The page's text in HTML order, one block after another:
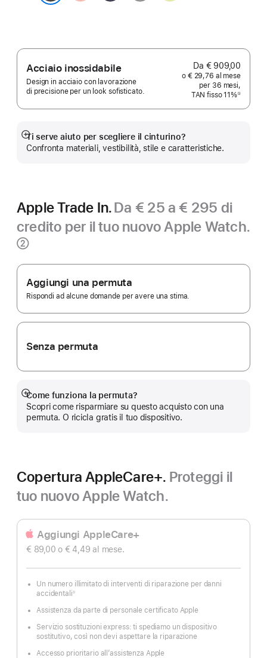
Acciaio inossidabile
Design in acciaio con lavorazione
di precisione per un look sofisticato.
Da € 909,00
o € 29,76 al mese
per 36 mesi,
TAN fisso 11%①
Ti serve aiuto per scegliere il cinturino?
Confronta materiali, vestibilità, stile e caratteristiche.
Mostra
di
Apple Trade In.Da € 25 a € 295 di
credito per il tuo nuovo Apple Watch.
Nota
②
Apple Trade In.
Aggiungi una permuta
Rispondi ad alcune domande per avere una stima.
Senza permuta
Come funziona la permuta?
Scopri come risparmiare su questo acquisto con una
permuta. O ricicla gratis il tuo dispositivo.
Mostra
di
più
Copertura AppleCare+. Proteggi il
tuo nuovo Apple Watch.
Aggiungi AppleCare+
€ 89,00 o € 4,49 al mese.
Un numero illimitato di interventi di riparazione per danni
accidentali◊
Assistenza da parte di personale certificato Apple
Servizio sostituzioni express: ti spediamo un dispositivo
sostitutivo, così non devi aspettare la riparazione
Accesso prioritario all’assistenza Apple